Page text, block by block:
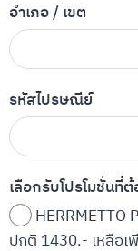
อำเภอ / เขต
รหัสไปรษณีย์
เลือกรับโปรโมชั่นที่
HERRMETTO
ปกติ 1430.- เหลือเ